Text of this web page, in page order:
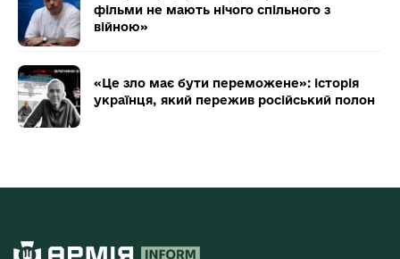
фільми не мають нічого спільного з
війною»
«Це зло має бути переможене»: історія
українця, який пережив російський полон